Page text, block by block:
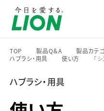
TOP
>
製品Q＆A
>
製品カテ
ハブラシ・用具
使い方
「
ハブラシ・用具